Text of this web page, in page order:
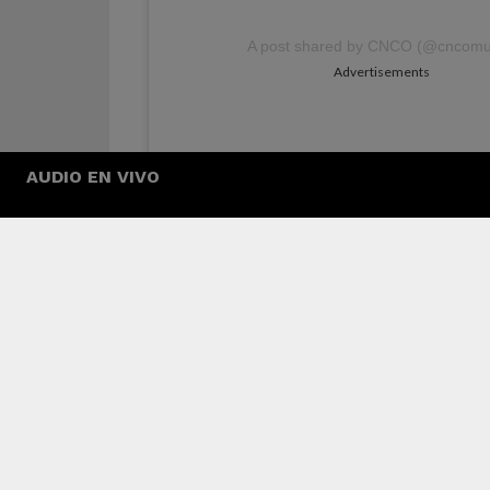
A post shared by CNCO
Advertisements
AUDIO EN VIVO